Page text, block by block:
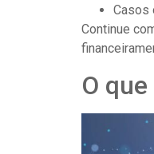
Casos
Continue
O